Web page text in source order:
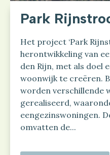
Park
Het project ‘Park
herontwikkeling van
den Rijn, met als doel
woonwijk te creëren.
worden verschillende
gerealiseerd,
eengezinswoningen.
omvatten de...